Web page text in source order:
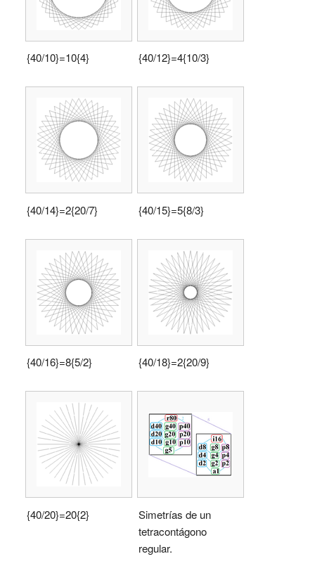
{40/10}=10{4} {40/12}=4{10/3}
{40/14}=2{20/7} {40/15}=5{8/3}
{40/16}=8{5/2} {40/18}=2{20/9}
{40/20}=20{2}
Simetrías de un
tetracontágono
regular.